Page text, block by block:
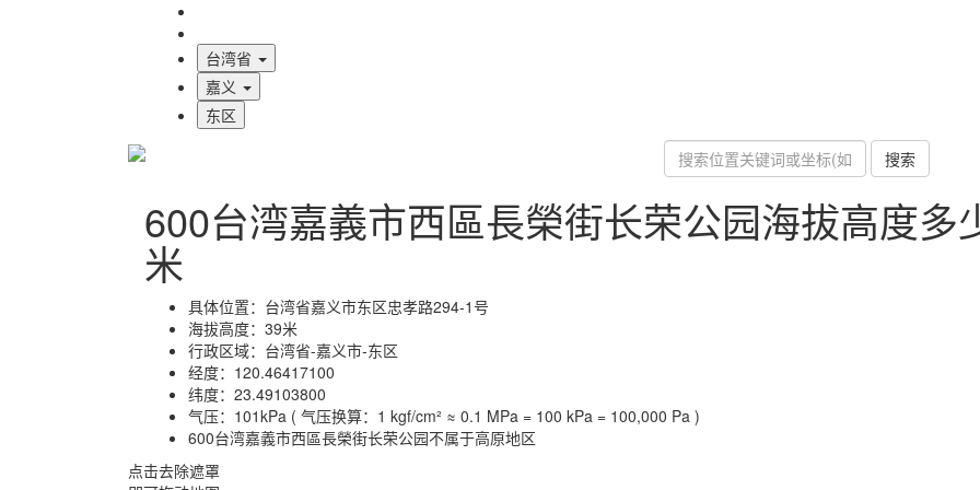
台湾省
嘉义
东区
搜索
600台湾嘉義市西區長榮街长荣公园海拔高度多
米
具体位置： 台湾省嘉义市东区忠孝路294-1号
海拔高度： 39米
行政区域： 台湾省-嘉义市-东区
经度： 120.46417100
纬度： 23.49103800
气压： 101kPa ( 气压换算：1 kgf/cm² ≈ 0.1 MPa = 100 kPa = 100,000 Pa )
600台湾嘉義市西區長榮街长荣公园不属于高原地区
点击去除遮罩